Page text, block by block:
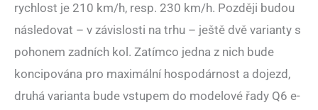
rychlost je 210 km/h, resp. 230 km/h. Později budou
následovat – v závislosti na trhu – ještě dvě varianty s
pohonem zadních kol. Zatímco jedna z nich bude
koncipována pro maximální hospodárnost a dojezd,
druhá varianta bude vstupem do modelové řady Q6 e-